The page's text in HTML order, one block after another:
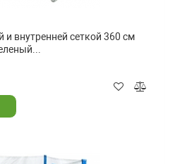
и внутренней сеткой 360 см